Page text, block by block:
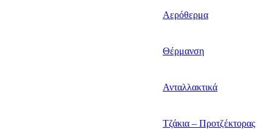
Αερόθερμα
Θέρμανση
Ανταλλακτικά
Τζάκια – Προτζέκτορας